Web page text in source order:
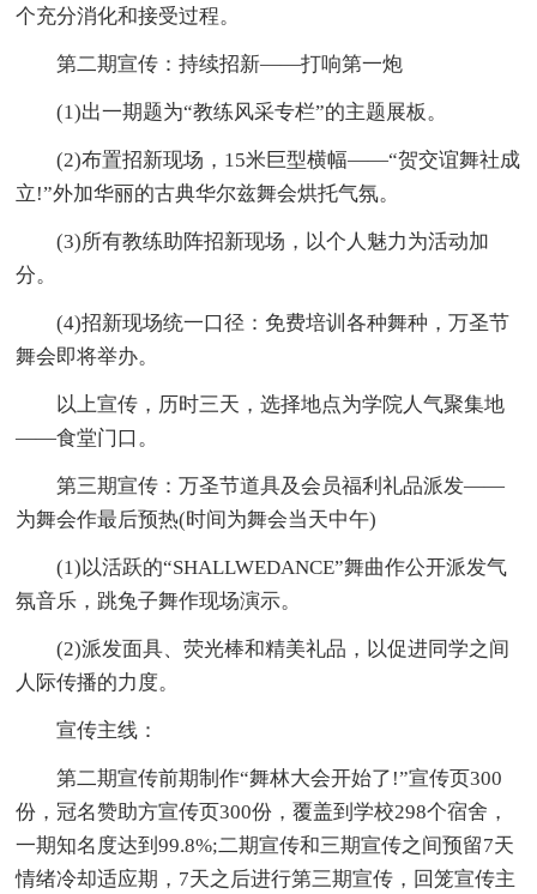
个充分消化和接受过程。
第二期宣传：持续招新——打响第一炮
(1)出一期题为“教练风采专栏”的主题展板。
(2)布置招新现场，15米巨型横幅——“贺交谊舞社成
立!”外加华丽的古典华尔兹舞会烘托气氛。
(3)所有教练助阵招新现场，以个人魅力为活动加
分。
(4)招新现场统一口径：免费培训各种舞种，万圣节
舞会即将举办。
以上宣传，历时三天，选择地点为学院人气聚集地
——食堂门口。
第三期宣传：万圣节道具及会员福利礼品派发——
为舞会作最后预热(时间为舞会当天中午)
(1)以活跃的“SHALLWEDANCE”舞曲作公开派发气
氛音乐，跳兔子舞作现场演示。
(2)派发面具、荧光棒和精美礼品，以促进同学之间
人际传播的力度。
宣传主线：
第二期宣传前期制作“舞林大会开始了!”宣传页300
份，冠名赞助方宣传页300份，覆盖到学校298个宿舍，
一期知名度达到99.8%;二期宣传和三期宣传之间预留7天
情绪冷却适应期，7天之后进行第三期宣传，回笼宣传主